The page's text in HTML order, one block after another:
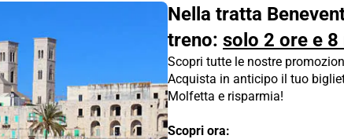
Nella tratta
treno: solo 2 ore e
Scopri tutte le nostre
Acquista in anticipo il tuo
Molfetta e risparmia!
Scopri ora: